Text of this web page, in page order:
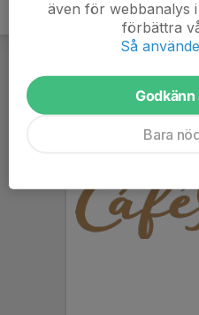
även för webbanalys
förbättra
Så
Godkänn
Bara